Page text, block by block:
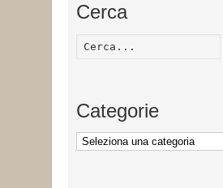
Cerca
Categorie
Categorie